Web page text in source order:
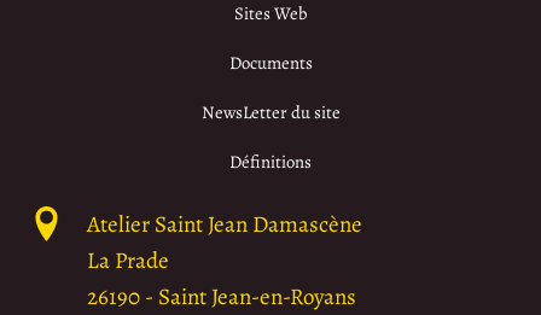
Sites Web
Documents
NewsLetter du site
Définitions
Atelier Saint Jean Damascène
La Prade
26190- Saint Jean-en-Royans